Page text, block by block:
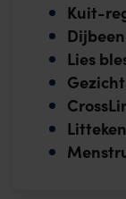
Kuit-
Lies